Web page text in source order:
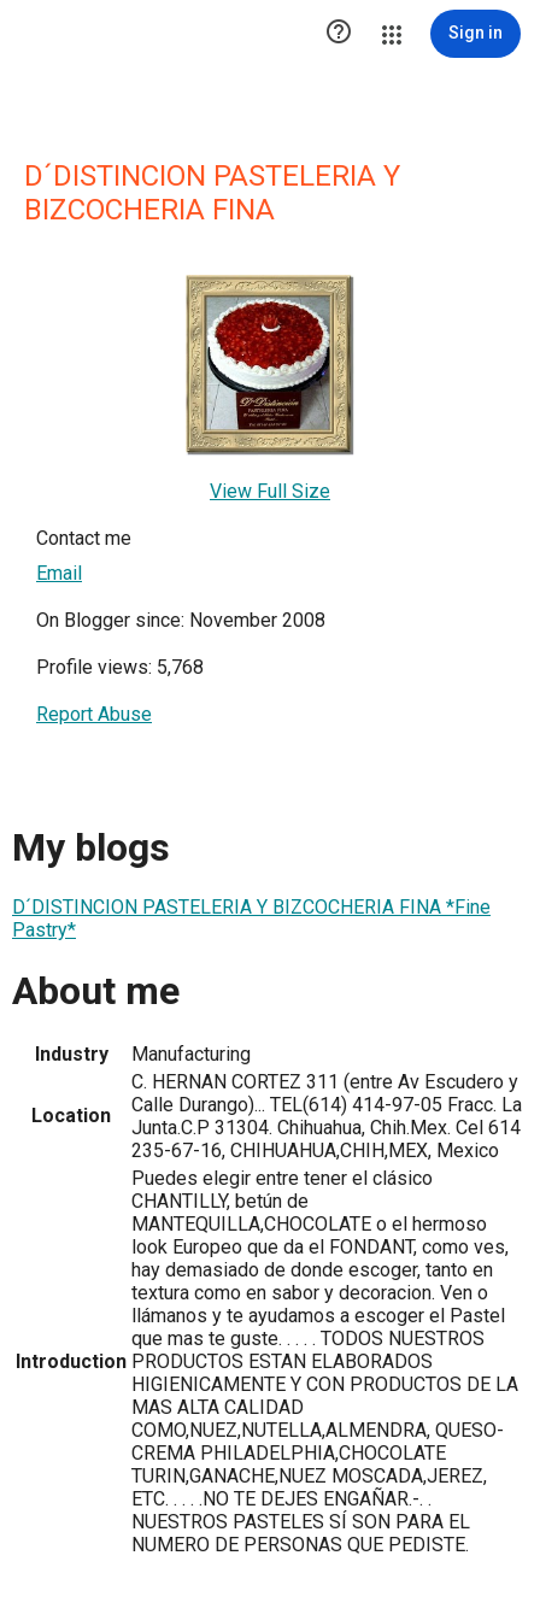
 Sign in
D´DISTINCION PASTELERIA Y
BIZCOCHERIA FINA
View Full Size
Contact me
Email
On Blogger since: November 2008
Profile views: 5,768
Report Abuse
My blogs
D´DISTINCION PASTELERIA Y BIZCOCHERIA FINA *Fine
Pastry*
About me
Industry Manufacturing
Location
C. HERNAN CORTEZ 311 (entre Av Escudero y
Calle Durango)... TEL(614) 414-97-05 Fracc. La
Junta.C.P 31304. Chihuahua, Chih.Mex. Cel 614
235-67-16, CHIHUAHUA,CHIH,MEX, Mexico
Introduction
Puedes elegir entre tener el clásico
CHANTILLY, betún de
MANTEQUILLA,CHOCOLATE o el hermoso
look Europeo que da el FONDANT, como ves,
hay demasiado de donde escoger, tanto en
textura como en sabor y decoracion. Ven o
llámanos y te ayudamos a escoger el Pastel
que mas te guste. . . . . TODOS NUESTROS
PRODUCTOS ESTAN ELABORADOS
HIGIENICAMENTE Y CON PRODUCTOS DE LA
MAS ALTA CALIDAD
COMO,NUEZ,NUTELLA,ALMENDRA, QUESO-
CREMA PHILADELPHIA,CHOCOLATE
TURIN,GANACHE,NUEZ MOSCADA,JEREZ,
ETC. . . . .NO TE DEJES ENGAÑAR.-. .
NUESTROS PASTELES SÍ SON PARA EL
NUMERO DE PERSONAS QUE PEDISTE.